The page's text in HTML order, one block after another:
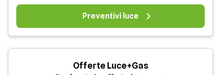
Preventivi luce
Offerte Luce+Gas